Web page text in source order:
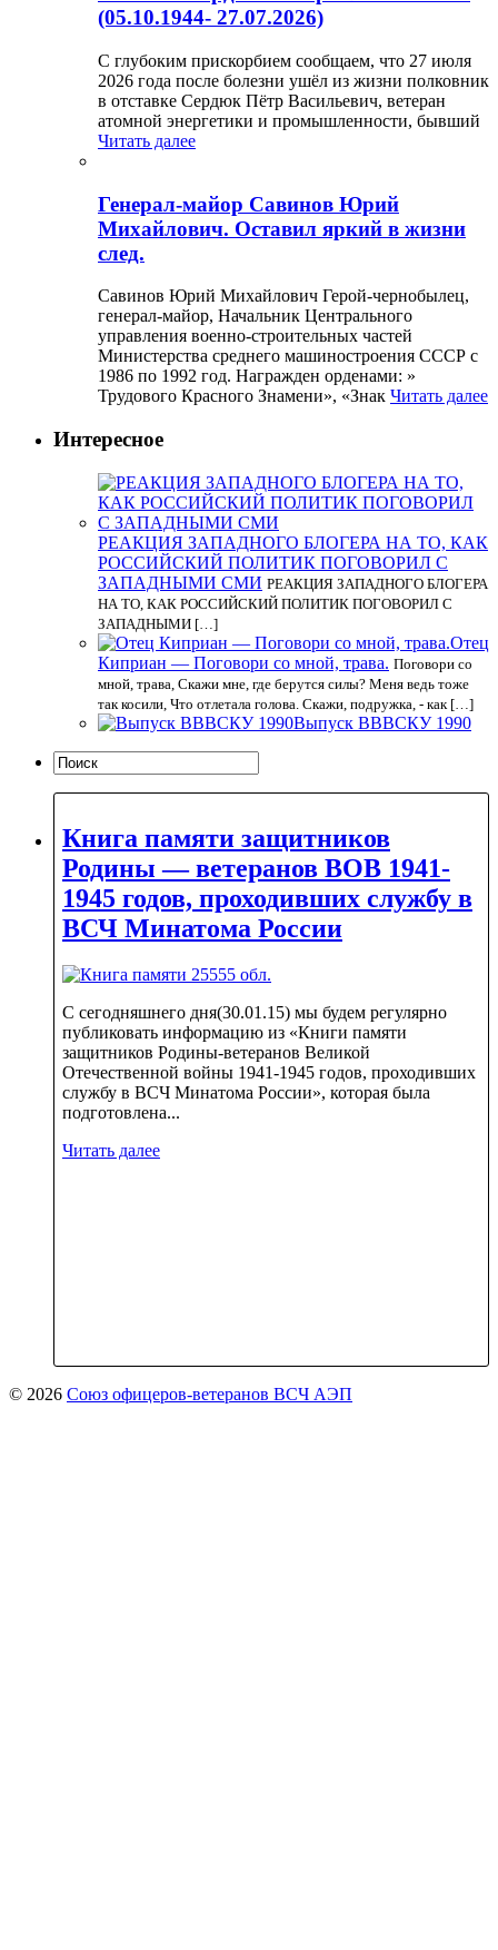
(05.10.1944- 27.07.2026)
С глубоким прискорбием сообщаем, что 27 июля
2026 года после болезни ушёл из жизни полковник
в отставке Сердюк Пётр Васильевич, ветеран
атомной энергетики и промышленности, бывший
Читать далее
Генерал-майор Савинов Юрий
Михайлович. Оставил яркий в жизни
след.
Савинов Юрий Михайлович Герой-чернобылец,
генерал-майор, Начальник Центрального
управления военно-строительных частей
Министерства среднего машиностроения СССР с
1986 по 1992 год. Награжден орденами: »
Трудового Красного Знамени», «Знак Читать далее
Интересное
РЕАКЦИЯ ЗАПАДНОГО БЛОГЕРА НА ТО, КАК
РОССИЙСКИЙ ПОЛИТИК ПОГОВОРИЛ С
ЗАПАДНЫМИ СМИ РЕАКЦИЯ ЗАПАДНОГО БЛОГЕРА
НА ТО, КАК РОССИЙСКИЙ ПОЛИТИК ПОГОВОРИЛ С
ЗАПАДНЫМИ […]
Отец
Киприан — Поговори со мной, трава. Поговори со
мной, трава, Скажи мне, где берутся силы? Меня ведь тоже
так косили, Что отлетала голова. Скажи, подружка, - как […]
Выпуск ВВВСКУ 1990
Книга памяти защитников
Родины — ветеранов ВОВ 1941-
1945 годов, проходивших службу в
ВСЧ Минатома России
С сегодняшнего дня(30.01.15) мы будем регулярно
публиковать информацию из «Книги памяти
защитников Родины-ветеранов Великой
Отечественной войны 1941-1945 годов, проходивших
службу в ВСЧ Минатома России», которая была
подготовлена...
Читать далее
© 2026 Союз офицеров-ветеранов ВСЧ АЭП